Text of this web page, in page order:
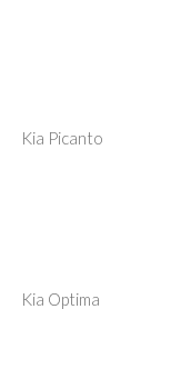
Kia Picanto
Kia Optima